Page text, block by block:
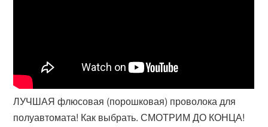
ЛУЧШАЯ флюсовая (порошковая) проволока для
полуавтомата! Как выбрать. СМОТРИМ ДО КОНЦА!